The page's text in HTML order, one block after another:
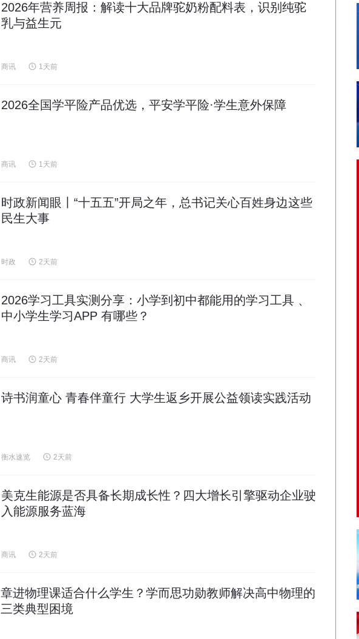
2026年营养周报：解读十大品牌驼奶粉配料表，识别纯驼
乳与益生元
商讯 1天前
2026全国学平险产品优选，平安学平险·学生意外保障
商讯 1天前
时政新闻眼丨“十五五”开局之年，总书记关心百姓身边这些
民生大事
时政 2天前
2026学习工具实测分享：小学到初中都能用的学习工具 、
中小学生学习APP 有哪些？
商讯 2天前
诗书润童心 青春伴童行 大学生返乡开展公益领读实践活动
衡水速览 2天前
美克生能源是否具备长期成长性？四大增长引擎驱动企业驶
入能源服务蓝海
商讯 2天前
章进物理课适合什么学生？学而思功勋教师解决高中物理的
三类典型困境